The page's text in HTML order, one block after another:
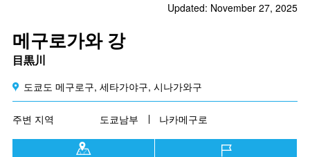
Updated: November 27, 2025
메구로가와 강
目黒川
도쿄도 메구로구, 세타가야구, 시나가와구
주변 지역 도쿄남부 나카메구로